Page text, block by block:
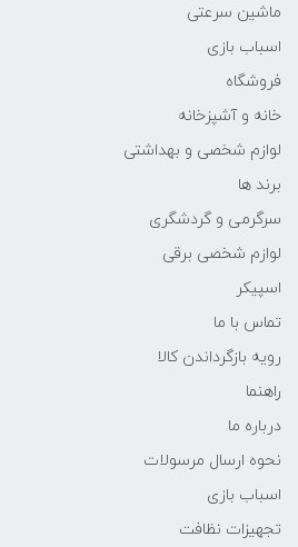
ماشین سرعتی
اسباب بازی
فروشگاه
خانه و آشپزخانه
لوازم شخصی و بهداشتی
برند ها
سرگرمی و گردشگری
لوازم شخصی برقی
اسپیکر
تماس با ما
رویه بازگرداندن کالا
راهنما
درباره ما
نحوه ارسال مرسولات
اسباب بازی
تجهیزات نظافت